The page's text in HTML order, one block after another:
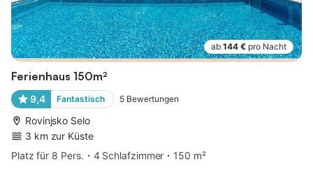
ab 144 € pro Nacht
Ferienhaus 150m²
9,4 Fantastisch 5 Bewertungen
Rovinjsko Selo
3 km zur Küste
Platz für 8 Pers.
4 Schlafzimmer 150 m²